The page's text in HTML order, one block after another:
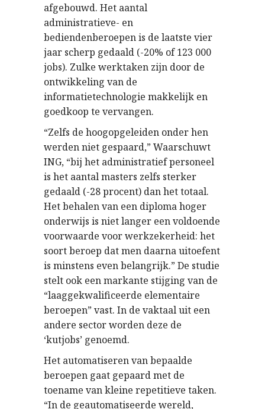
afgebouwd. Het aantal
administratieve- en
bediendenberoepen is de laatste vier
jaar scherp gedaald (-20% of 123 000
jobs). Zulke werktaken zijn door de
ontwikkeling van de
informatietechnologie makkelijk en
goedkoop te vervangen.
“Zelfs de hoogopgeleiden onder hen
werden niet gespaard,” Waarschuwt
ING, “bij het administratief personeel
is het aantal masters zelfs sterker
gedaald (-28 procent) dan het totaal.
Het behalen van een diploma hoger
onderwijs is niet langer een voldoende
voorwaarde voor werkzekerheid: het
soort beroep dat men daarna uitoefent
is minstens even belangrijk.” De studie
stelt ook een markante stijging van de
“laaggekwalificeerde elementaire
beroepen” vast. In de vaktaal uit een
andere sector worden deze de
‘kutjobs’ genoemd.
Het automatiseren van bepaalde
beroepen gaat gepaard met de
toename van kleine repetitieve taken.
“In de geautomatiseerde wereld,